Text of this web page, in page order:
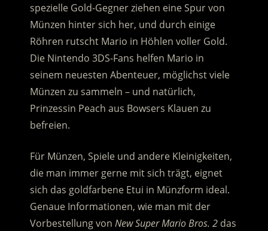
spezielle Gold-Gegner ziehen eine Spur von
Münzen hinter sich her, und durch einige
Röhren rutscht Mario in Höhlen voller Gold.
Die Nintendo 3DS-Fans helfen Mario in
seinem neuesten Abenteuer, möglichst viele
Münzen zu sammeln – und natürlich,
Prinzessin Peach aus Bowsers Klauen zu
befreien.
Für Münzen, Spiele und andere Kleinigkeiten,
die man immer gerne mit sich trägt, eignet
sich das goldfarbene Etui in Münzform ideal.
Genaue Informationen, wie man mit der
Vorbestellung von New Super Mario Bros. 2das